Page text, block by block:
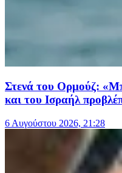
Στενά του Ορμούζ:
και του Ισραήλ
6 Αυγούστου 2026, 21:28